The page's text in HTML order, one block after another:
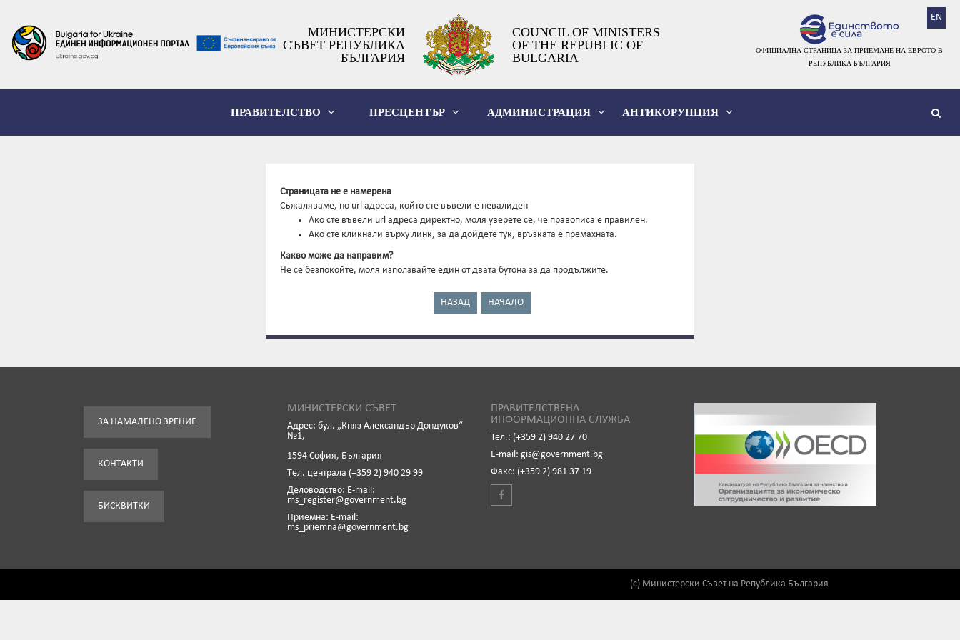
EN
МИНИСТЕРСКИ
СЪВЕТ РЕПУБЛИКА
БЪЛГАРИЯ
COUNCIL OF MINISTERS
OF THE REPUBLIC OF
BULGARIA
ОФИЦИАЛНА СТРАНИЦА ЗА ПРИЕМАНЕ НА ЕВРОТО В
РЕПУБЛИКА БЪЛГАРИЯ
ПРАВИТЕЛСТВО ПРЕСЦЕНТЪР АДМИНИСТРАЦИЯ АНТИКОРУПЦИЯ
Страницата не е намерена
Съжаляваме, но url адреса, който сте въвели е невалиден
Ако сте въвели url адреса директно, моля уверете се, че правописа е правилен.
Ако сте кликнали върху линк, за да дойдете тук, връзката е премахната.
Какво може да направим?
Не се безпокойте, моля използвайте един от двата бутона за да продължите.
НАЗАД НАЧАЛО
ЗА НАМАЛЕНО ЗРЕНИЕ
КОНТАКТИ
БИСКВИТКИ
МИНИСТЕРСКИ СЪВЕТ
Адрес: бул. „Княз Александър Дондуков“
№1,
1594 София, България
Tел. централа (+359 2) 940 29 99
Деловодство: Е-mail:
ms_register@government.bg
Приемна: Е-mail:
ms_priemna@government.bg
ПРАВИТЕЛСТВЕНА
ИНФОРМАЦИОННА СЛУЖБА
Тел.: (+359 2) 940 27 70
Е-mail: gis@government.bg
Факс: (+359 2) 981 37 19
(c) Министерски Съвет на Република България